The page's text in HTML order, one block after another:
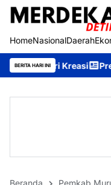
HomeNasionalDaerah
BERITA HARI INI
Prestasi
Beranda Pemkab